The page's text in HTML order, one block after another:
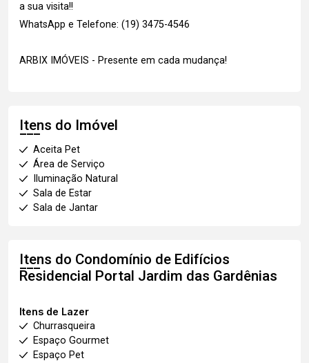
a sua visita!!
WhatsApp e Telefone: (19) 3475-4546
ARBIX IMÓVEIS - Presente em cada mudança!
Itens do Imóvel
Aceita Pet
Área de Serviço
Iluminação Natural
Sala de Estar
Sala de Jantar
Itens do Condomínio de Edifícios
Residencial Portal Jardim das Gardênias
Itens de Lazer
Churrasqueira
Espaço Gourmet
Espaço Pet